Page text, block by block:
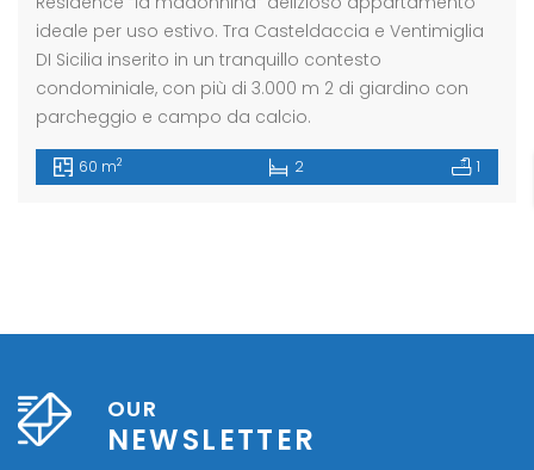
ideale per uso estivo. Tra Casteldaccia e Ventimiglia
DI Sicilia inserito in un tranquillo contesto
condominiale, con più di 3.000 m 2 di giardino con
parcheggio e campo da calcio.
60 m2 2 1
Corvo, Discesa Mirio, 19, 90014 Casteldaccia PA, Italia
€13.000
Str. Grifeo, 90014 Casteldaccia PA, Italia
OUR
NEWSLETTER